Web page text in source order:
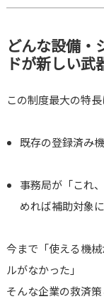
どんな設備・
ドが新しい武
この制度最大の特
既存の登録済み
事務局が「これ
めれば補助対象に
今まで「使える機
ルがなかった」
そんな企業の救済